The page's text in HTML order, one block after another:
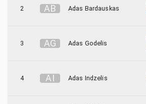
Mohikanas
Rifas
2 AB Adas Bardauskas
3 AG Adas Godelis
4 AI Adas Indzelis